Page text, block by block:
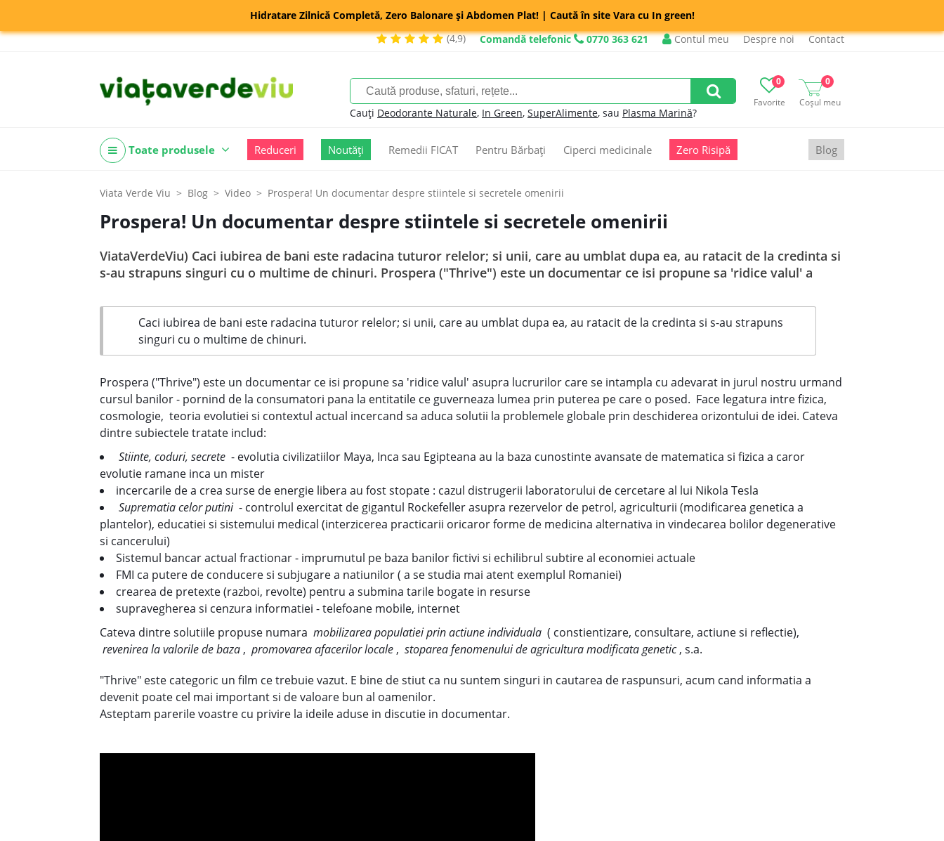
Hidratare Zilnică Completă, Zero Balonare și Abdomen Plat! | Caută în site Vara cu In green!
(4,9)
Comandă telefonic 0770 363 621 Contul meu Despre noi Contact
Favorite
0
Coșul meu
0
Cauți Deodorante Naturale, In Green, SuperAlimente, sau Plasma Marină?
Toate produsele Reduceri Noutăți Remedii FICAT Pentru Bărbați Ciperci medicinale Zero Risipă Blog
Viata Verde Viu Blog Video Prospera! Un documentar despre stiintele si secretele omenirii
Prospera! Un documentar despre stiintele si secretele omenirii
ViataVerdeViu) Caci iubirea de bani este radacina tuturor relelor; si unii, care au umblat dupa ea, au ratacit de la credinta si
s-au strapuns singuri cu o multime de chinuri. Prospera ("Thrive") este un documentar ce isi propune sa 'ridice valul' a
Caci iubirea de bani este radacina tuturor relelor; si unii, care au umblat dupa ea, au ratacit de la credinta si s-au strapuns
singuri cu o multime de chinuri.
Prospera ("Thrive") este un documentar ce isi propune sa 'ridice valul' asupra lucrurilor care se intampla cu adevarat in jurul nostru urmand
cursul banilor - pornind de la consumatori pana la entitatile ce guverneaza lumea prin puterea pe care o posed. Face legatura intre fizica,
cosmologie, teoria evolutiei si contextul actual incercand sa aduca solutii la problemele globale prin deschiderea orizontului de idei. Cateva
dintre subiectele tratate includ:
Stiinte, coduri, secrete - evolutia civilizatiilor Maya, Inca sau Egipteana au la baza cunostinte avansate de matematica si fizica a caror
evolutie ramane inca un mister
incercarile de a crea surse de energie libera au fost stopate : cazul distrugerii laboratorului de cercetare al lui Nikola Tesla
Suprematia celor putini - controlul exercitat de gigantul Rockefeller asupra rezervelor de petrol, agriculturii (modificarea genetica a
plantelor), educatiei si sistemului medical (interzicerea practicarii oricaror forme de medicina alternativa in vindecarea bolilor degenerative
si cancerului)
Sistemul bancar actual fractionar - imprumutul pe baza banilor fictivi si echilibrul subtire al economiei actuale
FMI ca putere de conducere si subjugare a natiunilor ( a se studia mai atent exemplul Romaniei)
crearea de pretexte (razboi, revolte) pentru a submina tarile bogate in resurse
supravegherea si cenzura informatiei - telefoane mobile, internet
Cateva dintre solutiile propuse numara mobilizarea populatiei prin actiune individuala ( constientizare, consultare, actiune si reflectie),
revenirea la valorile de baza , promovarea afacerilor locale , stoparea fenomenului de agricultura modificata genetic , s.a.
"Thrive" este categoric un film ce trebuie vazut. E bine de stiut ca nu suntem singuri in cautarea de raspunsuri, acum cand informatia a
devenit poate cel mai important si de valoare bun al oamenilor.
Asteptam parerile voastre cu privire la ideile aduse in discutie in documentar.